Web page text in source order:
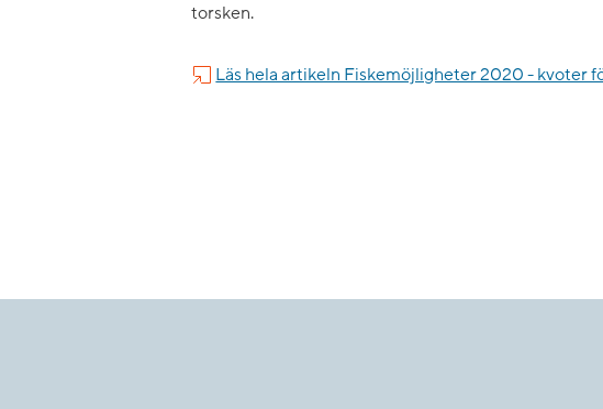
torsken.
Läs hela artikeln Fiskemöjligheter 2020 - kvoter